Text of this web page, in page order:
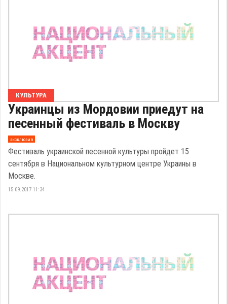
КУЛЬТУРА
Украинцы из Мордовии приедут на
песенный фестиваль в Москву
эксклюзив
Фестиваль украинской песенной культуры пройдет 15
сентября в Национальном культурном центре Украины в
Москве.
15.09.2017 11:34